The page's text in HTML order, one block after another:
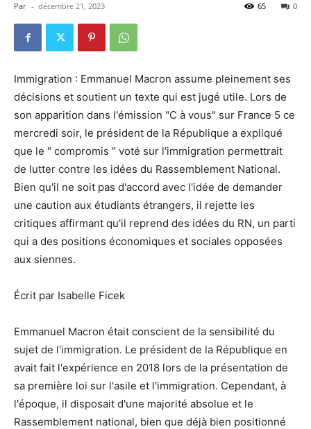
Par - décembre 21, 2023 0
65
Immigration : Emmanuel Macron assume pleinement ses
décisions et soutient un texte qui est jugé utile. Lors de
son apparition dans l'émission "C à vous" sur France 5 ce
mercredi soir, le président de la République a expliqué
que le " compromis " voté sur l'immigration permettrait
de lutter contre les idées du Rassemblement National.
Bien qu'il ne soit pas d'accord avec l'idée de demander
une caution aux étudiants étrangers, il rejette les
critiques affirmant qu'il reprend des idées du RN, un parti
qui a des positions économiques et sociales opposées
aux siennes.
Écrit par Isabelle Ficek
Emmanuel Macron était conscient de la sensibilité du
sujet de l'immigration. Le président de la République en
avait fait l'expérience en 2018 lors de la présentation de
sa première loi sur l'asile et l'immigration. Cependant, à
l'époque, il disposait d'une majorité absolue et le
Rassemblement national, bien que déjà bien positionné